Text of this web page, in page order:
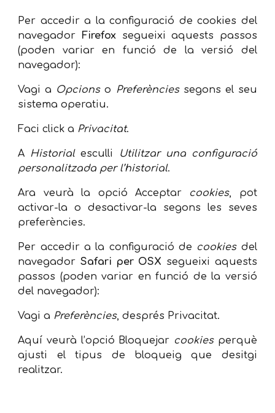
Per accedir a la configuració de cookies del
navegador Firefoxsegueixi aquests passos
(poden variar en funció de la versió del
navegador):
Vagi a Opcionso Preferènciessegons el seu
sistema operatiu.
Faci click a Privacitat.
A Historial esculli
Utilitzar una configuració
personalitzada per l’historial.
Ara veurà la opció Acceptar cookies, pot
activar-la o desactivar-la segons les seves
preferències.
Per accedir a la configuració de cookiesdel
navegadorSafari per OSX segueixi aquests
passos (poden variar en funció de la versió
del navegador):
Vagi a Preferències, després Privacitat.
Aquí veurà l’opció Bloquejar cookiesperquè
ajusti el tipus de bloqueig que desitgi
realitzar.